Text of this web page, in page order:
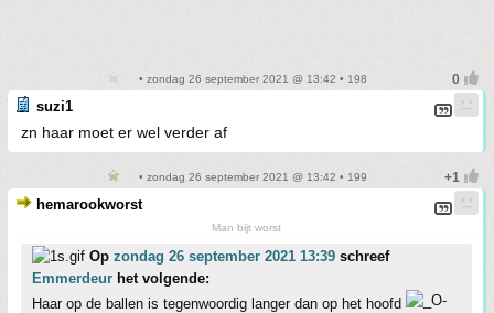
• zondag 26 september 2021 @ 13:42 • 198
suzi1
zn haar moet er wel verder af
• zondag 26 september 2021 @ 13:42 • 199
hemarookworst
Man bijt worst
Op zondag 26 september 2021 13:39 schreef
Emmerdeur het volgende:
Haar op de ballen is tegenwoordig langer dan op het hoofd